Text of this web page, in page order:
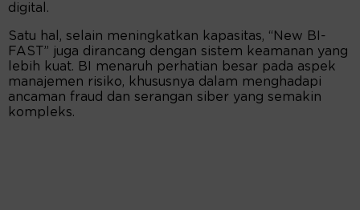
digital.
Satu hal, selain meningkatkan kapasitas, “New BI-
FAST” juga dirancang dengan sistem keamanan yang
lebih kuat. BI menaruh perhatian besar pada aspek
manajemen risiko, khususnya dalam menghadapi
ancaman fraud dan serangan siber yang semakin
kompleks.